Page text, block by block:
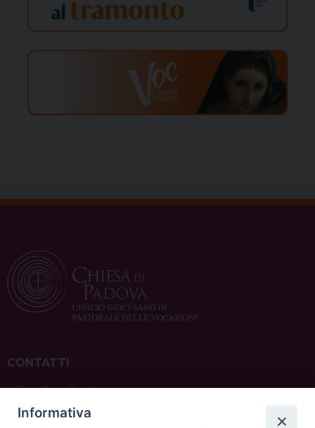
CONTATTI
ufficio: Casa Pio X
via Bonporti, 20 – 35141 Padova
tel: +39 351 619 2354
Informativa